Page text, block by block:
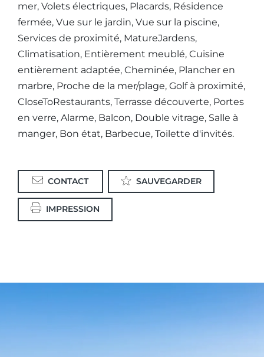
mer, Volets électriques, Placards, Résidence
fermée, Vue sur le jardin, Vue sur la piscine,
Services de proximité, MatureJardens,
Climatisation, Entièrement meublé, Cuisine
entièrement adaptée, Cheminée, Plancher en
marbre, Proche de la mer/plage, Golf à proximité,
CloseToRestaurants, Terrasse découverte, Portes
en verre, Alarme, Balcon, Double vitrage, Salle à
manger, Bon état, Barbecue, Toilette d'invités.
CONTACT SAUVEGARDER
IMPRESSION